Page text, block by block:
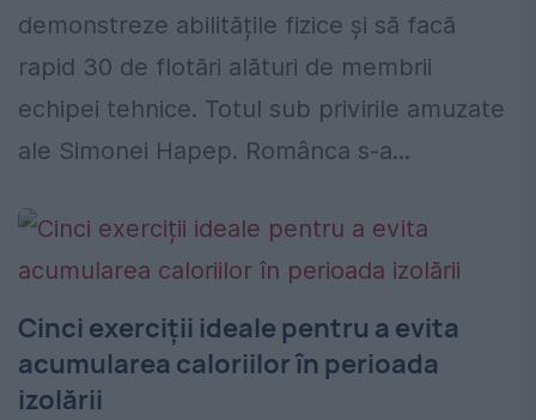
demonstreze abilitățile fizice și să facă
rapid 30 de flotări alături de membrii
echipei tehnice. Totul sub privirile amuzate
ale Simonei Hapep. Românca s-a...
Cinci exerciții ideale pentru a evita
acumularea caloriilor în perioada
izolării